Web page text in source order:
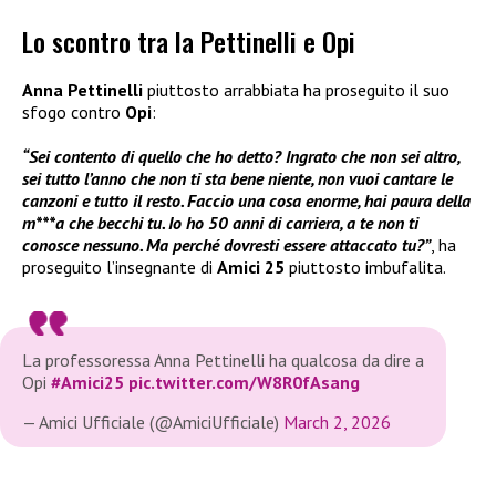
Lo scontro tra la Pettinelli e Opi
Anna Pettinelli piuttosto arrabbiata ha proseguito il suo
sfogo contro Opi:
“Sei contento di quello che ho detto? Ingrato che non sei altro,
sei tutto l’anno che non ti sta bene niente, non vuoi cantare le
canzoni e tutto il resto. Faccio una cosa enorme, hai paura della
m***a che becchi tu. Io ho 50 anni di carriera, a te non ti
conosce nessuno. Ma perché dovresti essere attaccato tu?”, ha
proseguito l’insegnante di Amici 25 piuttosto imbufalita.
La professoressa Anna Pettinelli ha qualcosa da dire a
Opi #Amici25 pic.twitter.com/W8R0fAsang
— Amici Ufficiale (@AmiciUfficiale) March 2, 2026